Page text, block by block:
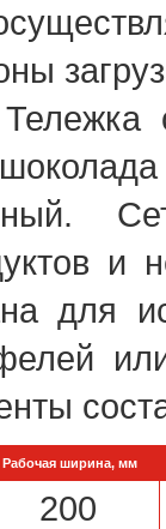
и
для
Рабочая ширина, мм
200